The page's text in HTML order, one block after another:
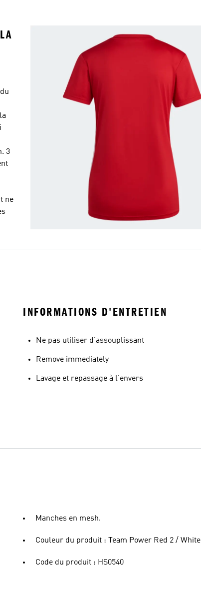
3
ne
INFORMATIONS D'ENTRETIEN
Ne pas utiliser d'assouplissant
Remove immediately
Lavage et repassage à l'envers
Manches en mesh.
Couleur du produit : Team Power Red 2 / White
Code du produit : HS0540